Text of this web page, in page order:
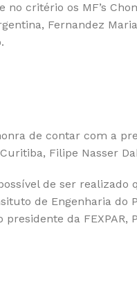
critério os MF’s
Fernandez
de contar com a
Filipe Nasser
de ser
de Engenharia
da FEXPAR,